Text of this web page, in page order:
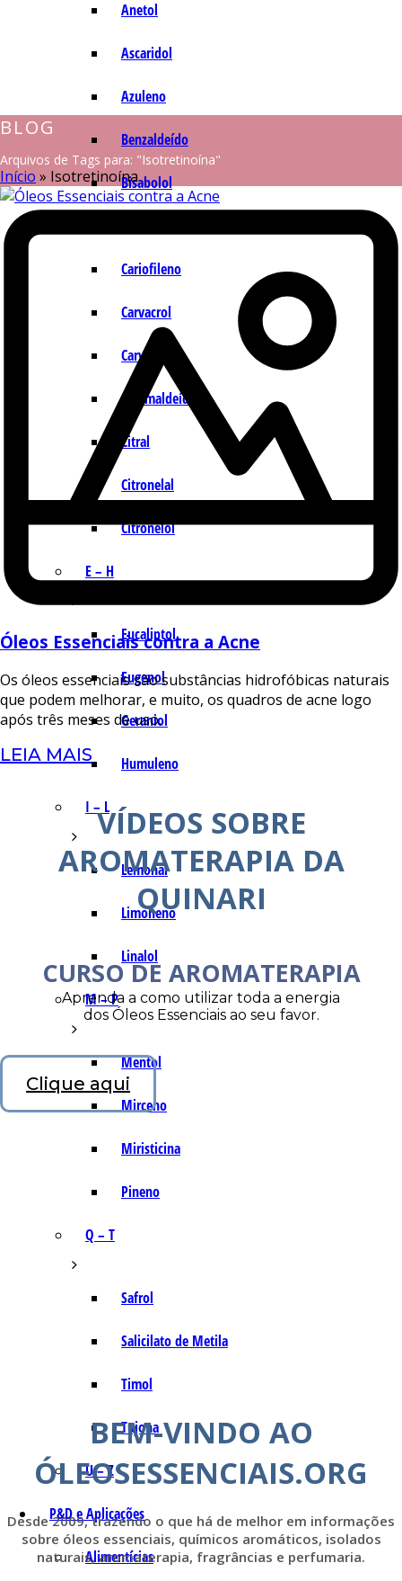
Anetol
Ascaridol
Azuleno
Benzaldeído
Bisabolol
Cariofileno
Carvacrol
Carvona
Cinamaldeído
Citral
Citronelal
Citronelol
E – H
Eucaliptol
Eugenol
Geraniol
Humuleno
I – L
Lemonal
Limoneno
Linalol
M – P
Mentol
Mirceno
Miristicina
Pineno
Q – T
Safrol
Salicilato de Metila
Timol
Tujona
U – Z
P&D e Aplicações
Alimentícias
BLOG
Arquivos de Tags para: "Isotretinoína"
Início » Isotretinoína
Óleos Essenciais contra a Acne
Os óleos essenciais são substâncias hidrofóbicas naturais
que podem melhorar, e muito, os quadros de acne logo
após três meses de uso.
LEIA MAIS
VÍDEOS SOBRE
AROMATERAPIA DA
QUINARI
CURSO DE AROMATERAPIA
Aprenda a como utilizar toda a energia
dos Óleos Essenciais ao seu favor.
Clique aqui
BEM-VINDO AO
ÓLEOSESSENCIAIS.ORG
Desde 2009, trazendo o que há de melhor em informações
sobre óleos essenciais, químicos aromáticos, isolados
naturais, aromaterapia, fragrâncias e perfumaria.